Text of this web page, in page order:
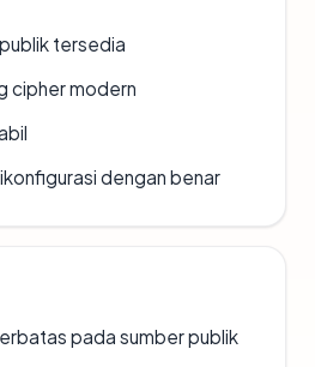
tersedia
cipher modern
dengan benar
pada sumber publik